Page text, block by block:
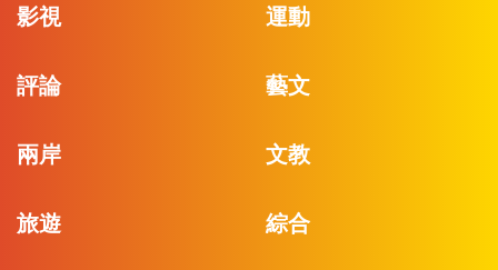
影視 運動
評論 藝文
兩岸 文教
旅遊 綜合